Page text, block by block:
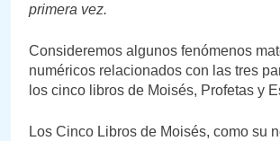
primera vez.
Consideremos algunos fenómenos
numéricos relacionados con las tres
los cinco libros de Moisés, Profetas y
Los Cinco Libros de Moisés, como su